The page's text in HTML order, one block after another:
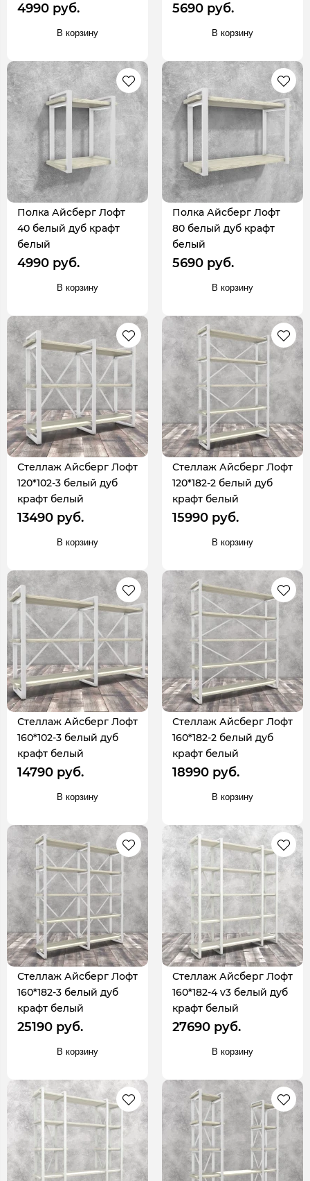
4990 руб.
В корзину
5690 руб.
В корзину
Полка Айсберг Лофт
40 белый дуб крафт
белый
4990 руб.
В корзину
Полка Айсберг Лофт
80 белый дуб крафт
белый
5690 руб.
В корзину
Стеллаж Айсберг Лофт
120*102-3 белый дуб
крафт белый
13490 руб.
В корзину
Стеллаж Айсберг Лофт
120*182-2 белый дуб
крафт белый
15990 руб.
В корзину
Стеллаж Айсберг Лофт
160*102-3 белый дуб
крафт белый
14790 руб.
В корзину
Стеллаж Айсберг Лофт
160*182-2 белый дуб
крафт белый
18990 руб.
В корзину
Стеллаж Айсберг Лофт
160*182-3 белый дуб
крафт белый
25190 руб.
В корзину
Стеллаж Айсберг Лофт
160*182-4 v3 белый дуб
крафт белый
27690 руб.
В корзину